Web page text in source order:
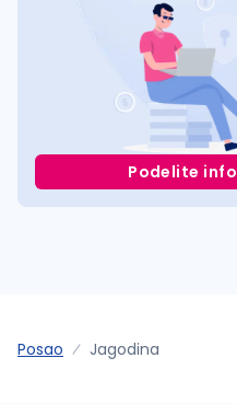
Podelite
Posao Jagodina